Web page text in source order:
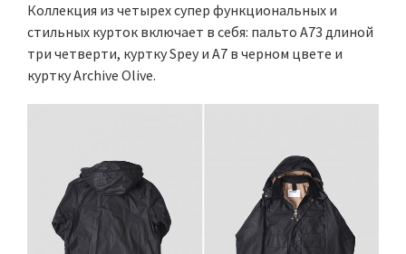
Коллекция из четырех супер функциональных и
стильных курток включает в себя: пальто A73 длиной
три четверти, куртку Spey и A7 в черном цвете и
куртку Archive Olive.